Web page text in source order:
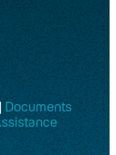
Documents